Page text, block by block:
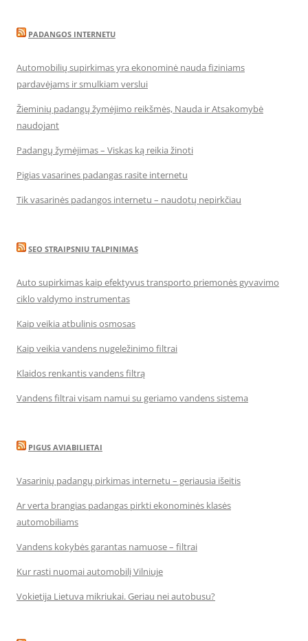
PADANGOS INTERNETU
Automobilių supirkimas yra ekonominė nauda fiziniams
pardavėjams ir smulkiam verslui
Žieminių padangų žymėjimo reikšmės, Nauda ir Atsakomybė
naudojant
Padangų žymėjimas – Viskas ką reikia žinoti
Pigias vasarines padangas rasite internetu
Tik vasarinės padangos internetu – naudotų nepirkčiau
SEO STRAIPSNIU TALPINIMAS
Auto supirkimas kaip efektyvus transporto priemonės gyvavimo
ciklo valdymo instrumentas
Kaip veikia atbulinis osmosas
Kaip veikia vandens nugeležinimo filtrai
Klaidos renkantis vandens filtrą
Vandens filtrai visam namui su geriamo vandens sistema
PIGUS AVIABILIETAI
Vasarinių padangų pirkimas internetu – geriausia išeitis
Ar verta brangias padangas pirkti ekonominės klasės
automobiliams
Vandens kokybės garantas namuose – filtrai
Kur rasti nuomai automobilį Vilniuje
Vokietija Lietuva mikriukai. Geriau nei autobusu?